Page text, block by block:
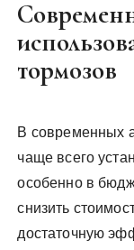
тормозов
В современных
чаще всего
особенно в
снизить
достаточную